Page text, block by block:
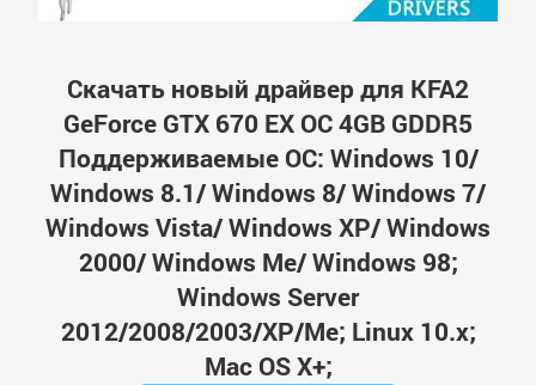
Скачать новый драйвер для KFA2
GeForce GTX 670 EX OC 4GB GDDR5
Поддерживаемые ОС: Windows 10/
Windows 8.1/ Windows 8/ Windows 7/
Windows Vista/ Windows XP/ Windows
2000/ Windows Me/ Windows 98;
Windows Server
2012/2008/2003/XP/Me; Linux 10.x;
Mac OS X+;